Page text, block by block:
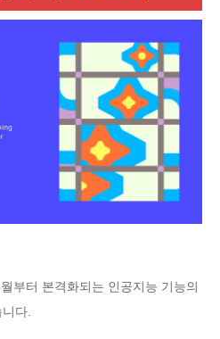
부터 본격화되는 인공지능 기능의
다.